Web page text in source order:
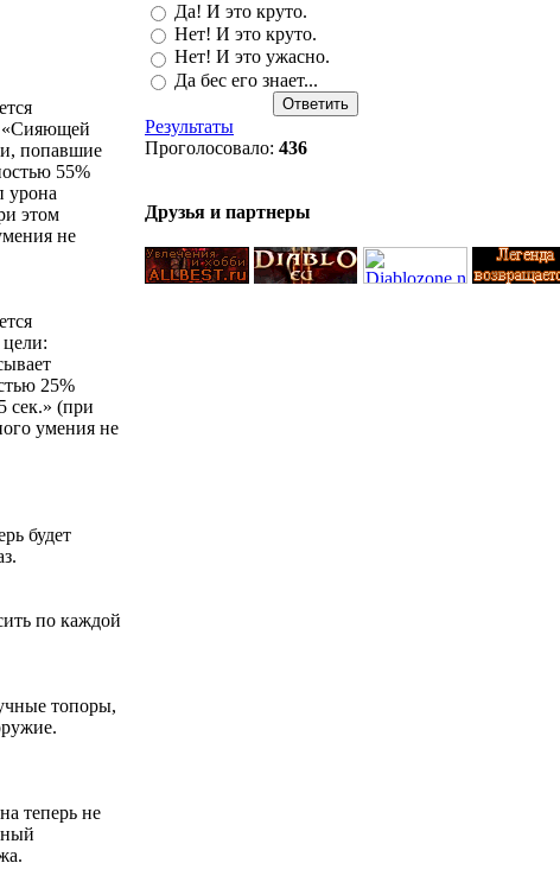
«Сияющей
попавшие
55%
урона
этом
не
25%
сек.» (при
умения не
будет
по каждой
топоры,
теперь не
Да! И это круто.
Нет! И это круто.
Нет! И это ужасно.
Да бес его знает...
Результаты
Проголосовало: 436
Друзья и партнеры